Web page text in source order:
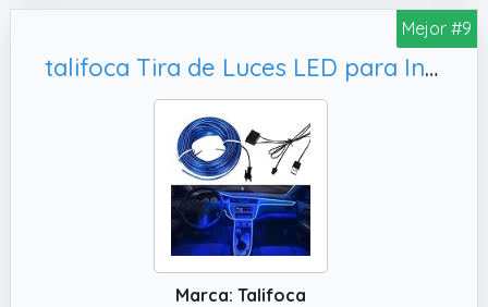
Mejor #9
talifoca Tira de Luces LED para Interior de Coche,Flexible y Cortable para Todos Los Modelos
Marca: Talifoca